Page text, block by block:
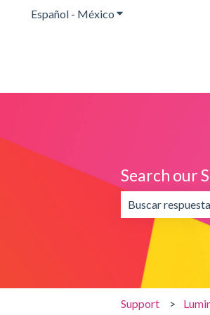
Español - México Traducciones de
Search our
No hay
Support